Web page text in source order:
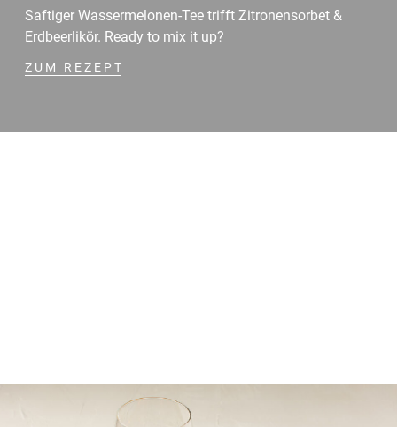
Saftiger Wassermelonen-Tee trifft Zitronensorbet &
Erdbeerlikör. Ready to mix it up?
ZUM REZEPT